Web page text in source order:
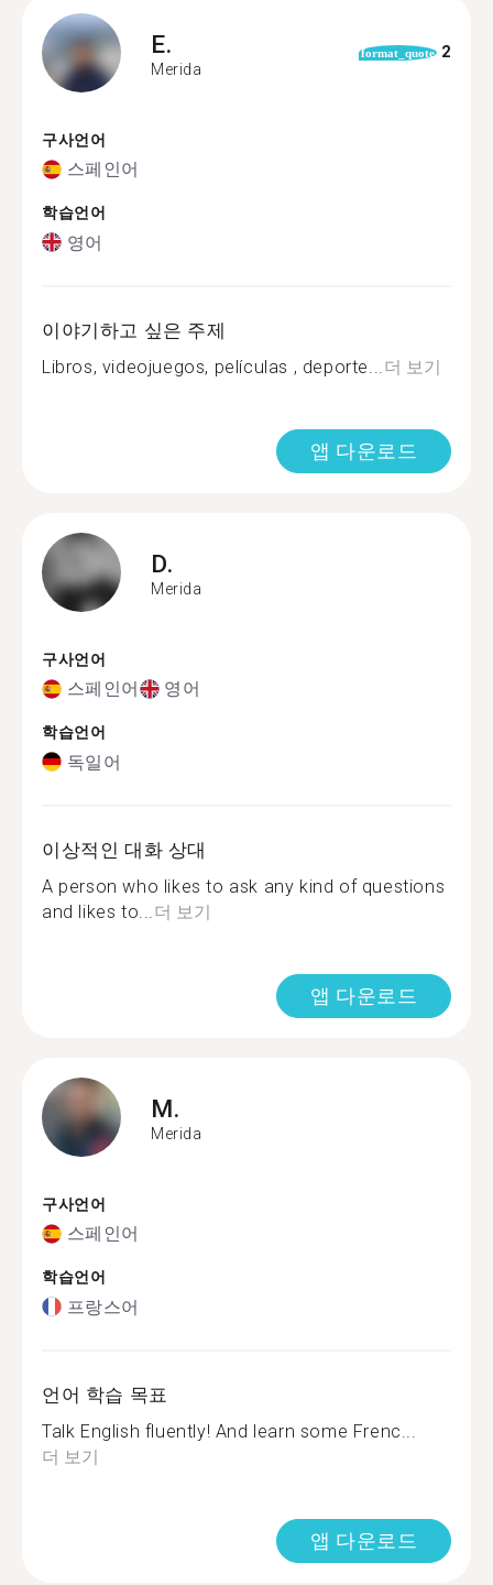
E.
Merida
format_quote 2
구사언어
스페인어
학습언어
영어
이야기하고 싶은 주제
Libros, videojuegos, películas , deporte... 더 보기
앱 다운로드
D.
Merida
구사언어
스페인어 영어
학습언어
독일어
이상적인 대화 상대
A person who likes to ask any kind of questions
and likes to... 더 보기
앱 다운로드
M.
Merida
구사언어
스페인어
학습언어
프랑스어
언어 학습 목표
Talk English fluently! And learn some Frenc...
더 보기
앱 다운로드